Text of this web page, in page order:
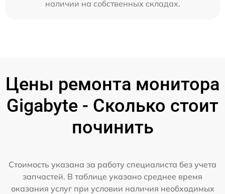
наличии на собственных складах.
Цены ремонта монитора
Gigabyte - Сколько стоит
починить
Стоимость указана за работу специалиста без учета
запчастей. В таблице указано среднее время
оказания услуг при условии наличия необходимых